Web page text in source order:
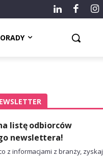
listę odbiorców
newslettera!
z informacjami z branży, zyskaj